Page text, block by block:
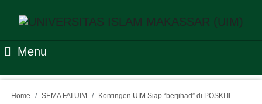
Menu
Home SEMA FAI UIM Kontingen UIM Siap “berjihad” di POSKI II